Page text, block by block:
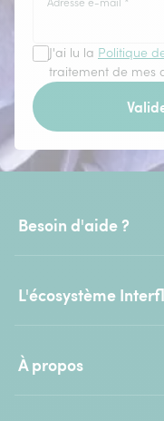
J'ai lu la Politique
traitement de mes
Besoin d'aide ?
L'écosystème
À propos